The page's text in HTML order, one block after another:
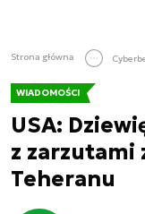
Strona główna
WIADOMOŚCI
USA:
z zarzutami
Teheranu